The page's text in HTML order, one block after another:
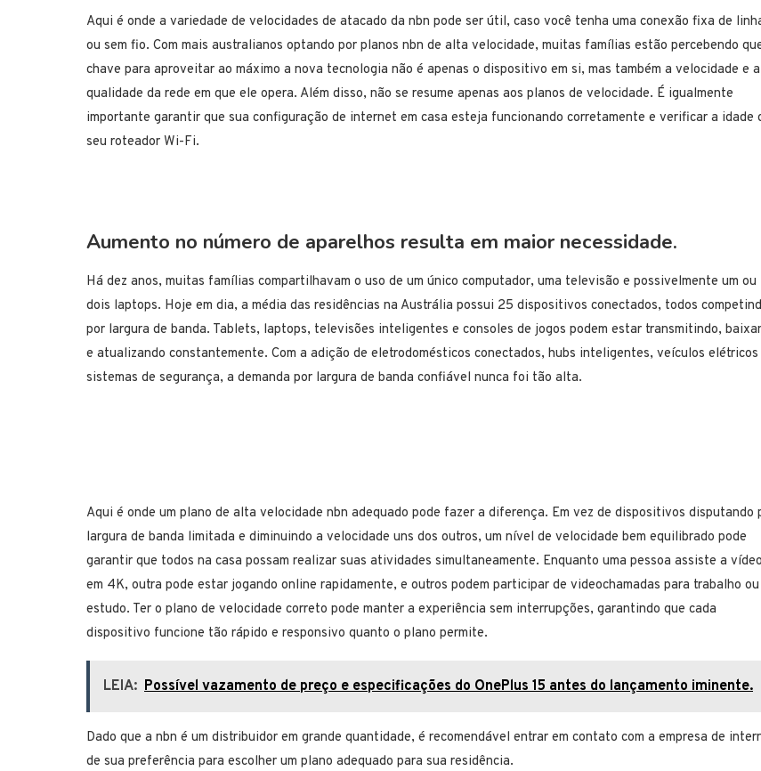
Aqui é onde a variedade de velocidades de atacado da nbn pode ser útil, caso você tenha uma conexão fixa de
ou sem fio. Com mais australianos optando por planos nbn de alta velocidade, muitas famílias estão percebendo
chave para aproveitar ao máximo a nova tecnologia não é apenas o dispositivo em si, mas também a velocidade e a
qualidade da rede em que ele opera. Além disso, não se resume apenas aos planos de velocidade. É igualmente
importante garantir que sua configuração de internet em casa esteja funcionando corretamente e verificar a idade
seu roteador Wi-Fi.
Aumento no número de aparelhos resulta em maior necessidade.
Há dez anos, muitas famílias compartilhavam o uso de um único computador, uma televisão e possivelmente um ou
dois laptops. Hoje em dia, a média das residências na Austrália possui 25 dispositivos conectados, todos
por largura de banda. Tablets, laptops, televisões inteligentes e consoles de jogos podem estar transmitindo,
e atualizando constantemente. Com a adição de eletrodomésticos conectados, hubs inteligentes, veículos elétricos
sistemas de segurança, a demanda por largura de banda confiável nunca foi tão alta.
Aqui é onde um plano de alta velocidade nbn adequado pode fazer a diferença. Em vez de dispositivos disputando
largura de banda limitada e diminuindo a velocidade uns dos outros, um nível de velocidade bem equilibrado pode
garantir que todos na casa possam realizar suas atividades simultaneamente. Enquanto uma pessoa assiste a
em 4K, outra pode estar jogando online rapidamente, e outros podem participar de videochamadas para trabalho ou
estudo. Ter o plano de velocidade correto pode manter a experiência sem interrupções, garantindo que cada
dispositivo funcione tão rápido e responsivo quanto o plano permite.
LEIA: Possível vazamento de preço e especificações do OnePlus 15 antes do lançamento iminente.
Dado que a nbn é um distribuidor em grande quantidade, é recomendável entrar em contato com a empresa de
de sua preferência para escolher um plano adequado para sua residência.